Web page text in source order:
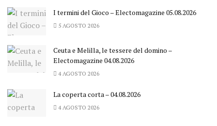
I termini del Gioco – Electomagazine 05.08.2026
5 AGOSTO 2026
Ceuta e Melilla, le tessere del domino –
Electomagazine 04.08.2026
4 AGOSTO 2026
La coperta corta – 04.08.2026
4 AGOSTO 2026